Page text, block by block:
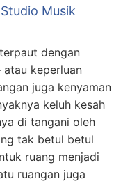
Musik
dengan
atau keperluan
juga kenyaman
keluh kesah
di tangani oleh
tak betul betul
ruang menjadi
ruangan juga